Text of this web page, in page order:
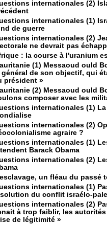
internationales (2)
internationales (1)
de guerre
internationales (2)
ne devrait pas
: la course à l'uranium
(1) Messaoud ould
général de son objectif, qui
président »
(2) Messaoud ould
composer avec les
internationales (1)
internationales (2)
agraire ?
internationales (1)
Barack Obama
internationales (2)
un fléau du passé
internationales (1)
du conflit israélo-
internationales (2)
à trop faiblir, les
de légitimité »